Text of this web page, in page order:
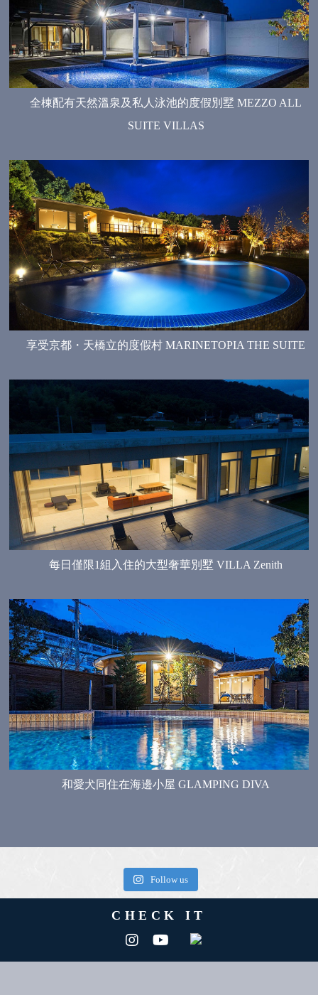
全棟配有天然溫泉及私人泳池的度假別墅 MEZZO ALL
SUITE VILLAS
享受京都・天橋立的度假村 MARINETOPIA THE SUITE
每日僅限1組入住的大型奢華別墅 VILLA Zenith
和愛犬同住在海邊小屋 GLAMPING DIVA
Follow us
CHECK IT